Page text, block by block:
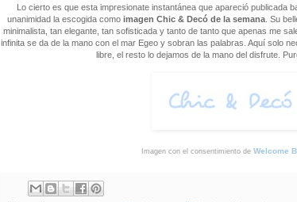
Lo cierto es que esta impresionate instantánea que apareció publicada
unanimidad la escogida como imagen Chic & Decó de la semana. Su
minimalista, tan elegante, tan sofisticada y tanto de tanto que apenas me
infinita se da de la mano con el mar Egeo y sobran las palabras. Aquí solo
libre, el resto lo dejamos de la mano del disfrute.
Imagen con el consentimiento de Welcome